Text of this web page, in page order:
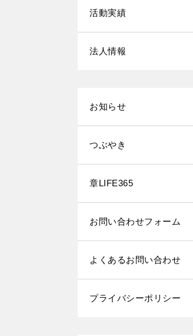
活動実績
法人情報
お知らせ
つぶやき
章LIFE365
お問い合わせフォーム
よくあるお問い合わせ
プライバシーポリシー